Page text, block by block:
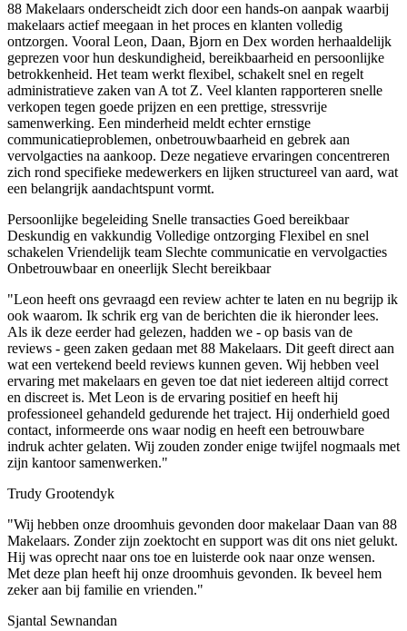
88 Makelaars onderscheidt zich door een hands-on aanpak waarbij
makelaars actief meegaan in het proces en klanten volledig
ontzorgen. Vooral Leon, Daan, Bjorn en Dex worden herhaaldelijk
geprezen voor hun deskundigheid, bereikbaarheid en persoonlijke
betrokkenheid. Het team werkt flexibel, schakelt snel en regelt
administratieve zaken van A tot Z. Veel klanten rapporteren snelle
verkopen tegen goede prijzen en een prettige, stressvrije
samenwerking. Een minderheid meldt echter ernstige
communicatieproblemen, onbetrouwbaarheid en gebrek aan
vervolgacties na aankoop. Deze negatieve ervaringen concentreren
zich rond specifieke medewerkers en lijken structureel van aard, wat
een belangrijk aandachtspunt vormt.
Persoonlijke begeleiding Snelle transacties Goed bereikbaar
Deskundig en vakkundig Volledige ontzorging Flexibel en snel
schakelen Vriendelijk team Slechte communicatie en vervolgacties
Onbetrouwbaar en oneerlijk Slecht bereikbaar
"Leon heeft ons gevraagd een review achter te laten en nu begrijp ik
ook waarom. Ik schrik erg van de berichten die ik hieronder lees.
Als ik deze eerder had gelezen, hadden we - op basis van de
reviews - geen zaken gedaan met 88 Makelaars. Dit geeft direct aan
wat een vertekend beeld reviews kunnen geven. Wij hebben veel
ervaring met makelaars en geven toe dat niet iedereen altijd correct
en discreet is. Met Leon is de ervaring positief en heeft hij
professioneel gehandeld gedurende het traject. Hij onderhield goed
contact, informeerde ons waar nodig en heeft een betrouwbare
indruk achter gelaten. Wij zouden zonder enige twijfel nogmaals met
zijn kantoor samenwerken."
Trudy Grootendyk
"Wij hebben onze droomhuis gevonden door makelaar Daan van 88
Makelaars. Zonder zijn zoektocht en support was dit ons niet gelukt.
Hij was oprecht naar ons toe en luisterde ook naar onze wensen.
Met deze plan heeft hij onze droomhuis gevonden. Ik beveel hem
zeker aan bij familie en vrienden."
Sjantal Sewnandan